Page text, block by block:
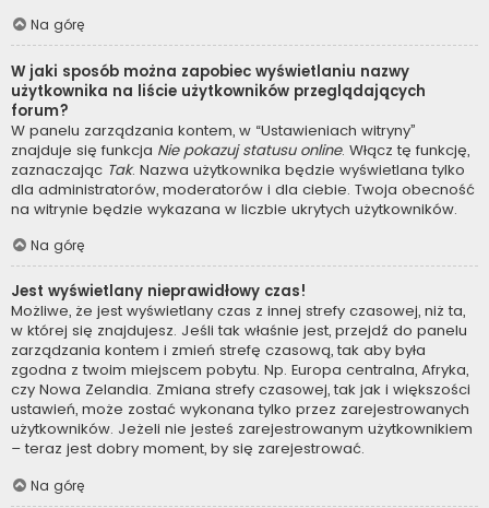
Na górę
W jaki sposób można zapobiec wyświetlaniu nazwy
użytkownika na liście użytkowników przeglądających
forum?
W panelu zarządzania kontem, w “Ustawieniach witryny”
znajduje się funkcja Nie pokazuj statusu online. Włącz tę funkcję,
zaznaczając Tak. Nazwa użytkownika będzie wyświetlana tylko
dla administratorów, moderatorów i dla ciebie. Twoja obecność
na witrynie będzie wykazana w liczbie ukrytych użytkowników.
Na górę
Jest wyświetlany nieprawidłowy czas!
Możliwe, że jest wyświetlany czas z innej strefy czasowej, niż ta,
w której się znajdujesz. Jeśli tak właśnie jest, przejdź do panelu
zarządzania kontem i zmień strefę czasową, tak aby była
zgodna z twoim miejscem pobytu. Np. Europa centralna, Afryka,
czy Nowa Zelandia. Zmiana strefy czasowej, tak jak i większości
ustawień, może zostać wykonana tylko przez zarejestrowanych
użytkowników. Jeżeli nie jesteś zarejestrowanym użytkownikiem
– teraz jest dobry moment, by się zarejestrować.
Na górę